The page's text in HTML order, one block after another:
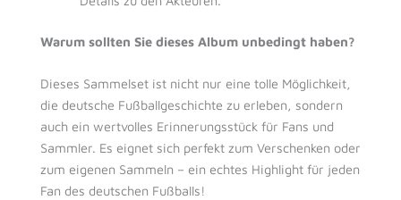
Warum sollten Sie dieses Album unbedingt haben?
Dieses Sammelset ist nicht nur eine tolle Möglichkeit,
die deutsche Fußballgeschichte zu erleben, sondern
auch ein wertvolles Erinnerungsstück für Fans und
Sammler. Es eignet sich perfekt zum Verschenken oder
zum eigenen Sammeln – ein echtes Highlight für jeden
Fan des deutschen Fußballs!